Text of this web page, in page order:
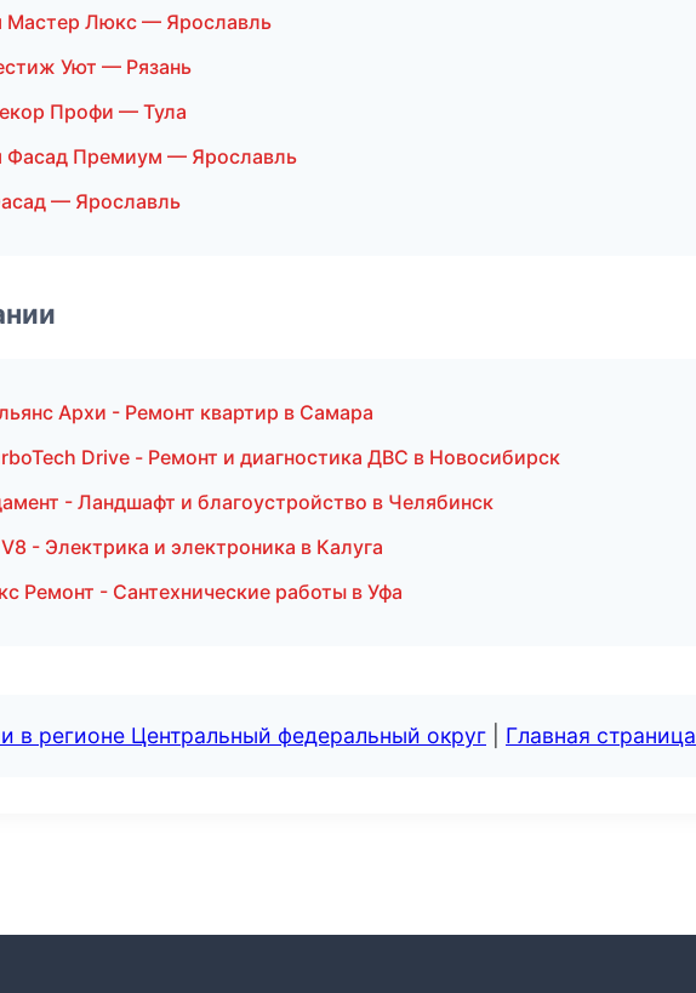
Мастер Люкс — Ярославль
Уют — Рязань
Профи — Тула
Фасад Премиум — Ярославль
— Ярославль
Архи - Ремонт квартир в Самара
Drive - Ремонт и диагностика ДВС в Новосибирск
- Ландшафт и благоустройство в Челябинск
- Электрика и электроника в Калуга
Ремонт - Сантехнические работы в Уфа
в регионе Центральный федеральный округ Главная страница